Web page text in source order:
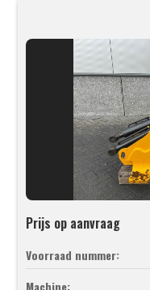
Prijs op aanvraag
Voorraad nummer:
Machine: